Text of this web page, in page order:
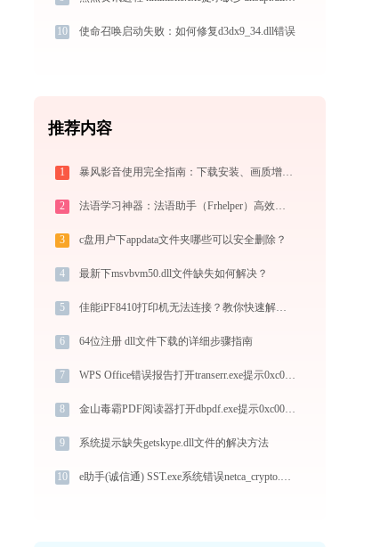
10 使命召唤启动失败：如何修复d3dx9_34.dll错误
推荐内容
1 暴风影音使用完全指南：下载安装、画质增强、故障修复与播放器对比
2 法语学习神器：法语助手（Frhelper）高效词库扩充与语法攻克秘籍：frhelper.ijinshan.com 安全绿色指南
3 c盘用户下appdata文件夹哪些可以安全删除？
4 最新下msvbvm50.dll文件缺失如何解决？
5 佳能iPF8410打印机无法连接？教你快速解决 - 金山毒霸
6 64位注册 dll文件下载的详细步骤指南
7 WPS Office错误报告打开transerr.exe提示0xc000000d错误码怎么办
8 金山毒霸PDF阅读器打开dbpdf.exe提示0xc0000008错误码怎么办
9 系统提示缺失getskype.dll文件的解决方法
10 e助手(诚信通) SST.exe系统错误netca_crypto.dll丢失如何解决